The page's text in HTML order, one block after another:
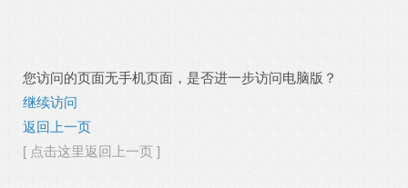
您访问的页面无手机页面，是否进一步访问电脑版？
继续访问
返回上一页
[ 点击这里返回上一页 ]